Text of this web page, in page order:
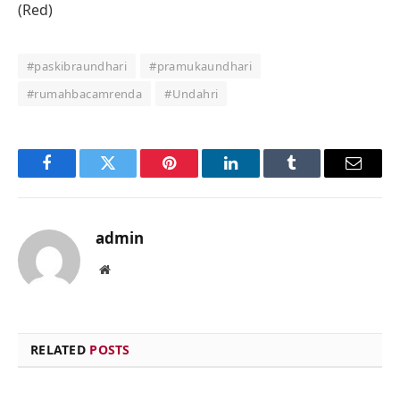
(Red)
#paskibraundhari
#pramukaundhari
#rumahbacamrenda
#Undahri
FacebookTwitter Pinterest LinkedInTumblr Email
admin
Website
RELATED POSTS